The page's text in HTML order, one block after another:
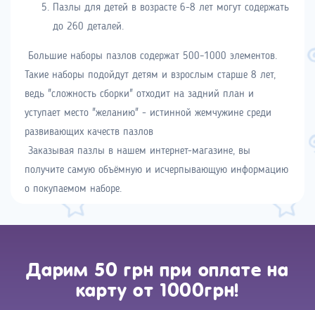
Пазлы для детей в возрасте 6-8 лет могут содержать
до 260 деталей.
Большие наборы пазлов содержат 500–1000 элементов.
Такие наборы подойдут детям и взрослым старше 8 лет,
ведь "сложность сборки" отходит на задний план и
уступает место "желанию" - истинной жемчужине среди
развивающих качеств пазлов
Заказывая пазлы в нашем интернет-магазине, вы
получите самую объёмную и исчерпывающую информацию
о покупаемом наборе.
Дарим 50 грн при оплате на
карту от 1000грн!